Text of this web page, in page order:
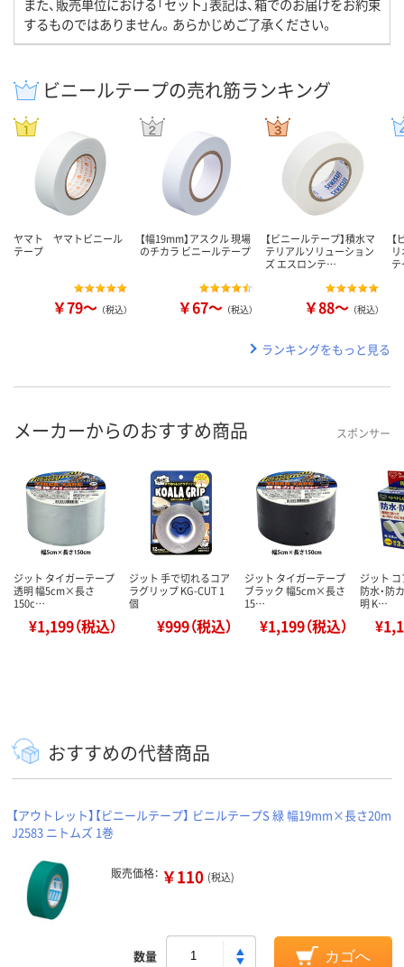
また、販売単位における「セット」表記は、箱でのお届けをお約束
するものではありません。あらかじめご了承ください。
ビニールテープの売れ筋ランキング
ヤマト ヤマトビニール
テープ
￥79～ （税込）
【幅19mm】アスクル 現場
のチカラ ビニールテープ
￥67～ （税込）
【ビニールテープ】積水マ
テリアルソリューション
ズ エスロンテ…
￥88～ （税込）
ランキングをもっと見る
メーカーからのおすすめ商品 スポンサー
ジット タイガーテープ
透明 幅5cm×長さ
150c…
¥1,199（税込）
ジット 手で切れるコア
ラグリップ KG-CUT 1
個
¥999（税込）
ジット タイガーテープ
ブラック 幅5cm×長さ
15…
¥1,199（税込）
ジット
防水・防
明 K…
おすすめの代替商品
【アウトレット】【ビニールテープ】 ビニルテープS 緑 幅19mm×長さ20m
J2583 ニトムズ 1巻
販売価格： ￥110 (税込)
数量 カゴへ